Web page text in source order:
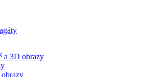
a 3D obrazy